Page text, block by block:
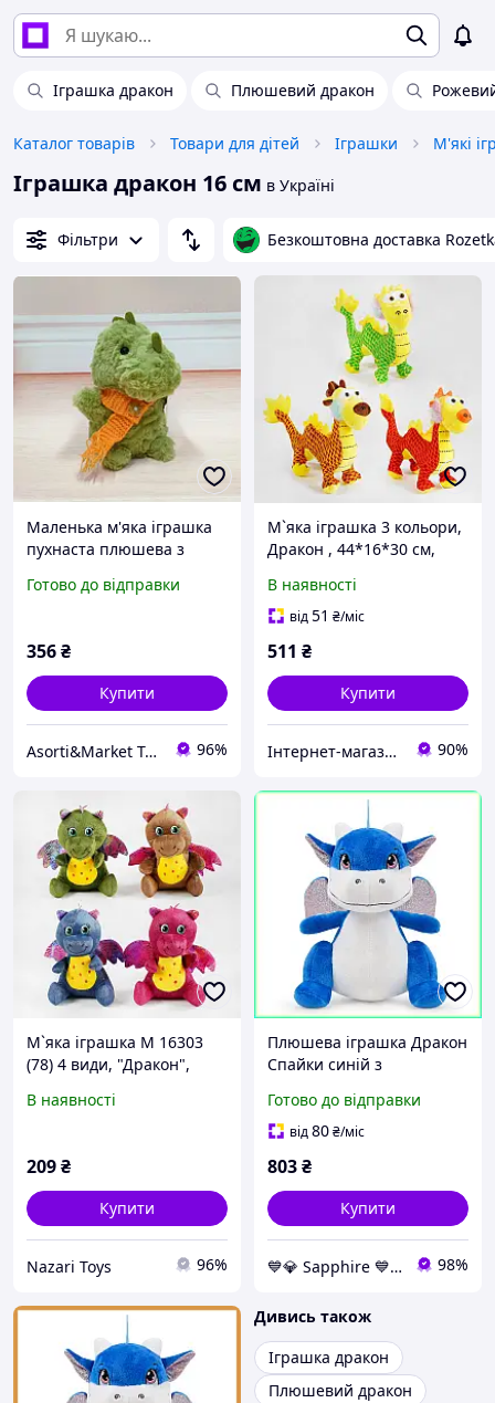
Іграшка дракон Плюшевий дракон
Каталог товарів Товари для дітей Іграшки М'які
Іграшка дракон 16 см в Україні
Фільтри Безкоштовна доставка
Маленька м'яка іграшка
пухнаста плюшева з
Лісенок, Ведмедик,
Готово до відправки
356₴
Купити
Asorti&Market Товари для дома-родини 96%
М`яка іграшка 3 кольори,
Дракон , 44*16*30 см,
В наявності
від51 ₴/міс
511 ₴
Купити
Інтернет-магазин, студія «ФанФарт» 90%
М`яка іграшка М 16303
(78) 4 види, "Дракон",
В наявності
209₴
Купити
Nazari Toys 96%
Плюшева іграшка Дракон
Спайки синій з
вишитими очима
16,5x20x21,5см
Готово до відправки
від80₴/міс
803₴
Купити
💙💎 Sapphire 💙💎 98%
Дивись також
Іграшка дракон
Плюшевий дракон